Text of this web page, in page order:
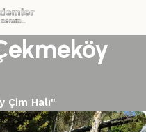
Çim Halı"